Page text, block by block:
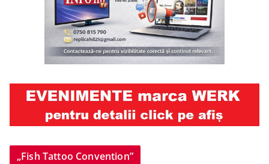
„Fish Tattoo Convention”